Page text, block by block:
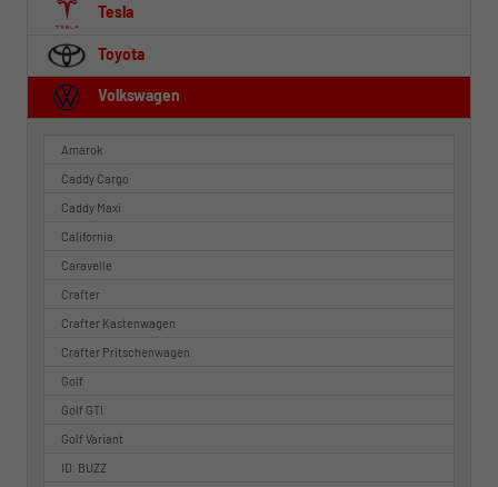
Tesla
Toyota
Volkswagen
Amarok
Caddy Cargo
Caddy Maxi
California
Caravelle
Crafter
Crafter Kastenwagen
Crafter Pritschenwagen
Golf
Golf GTI
Golf Variant
ID. BUZZ